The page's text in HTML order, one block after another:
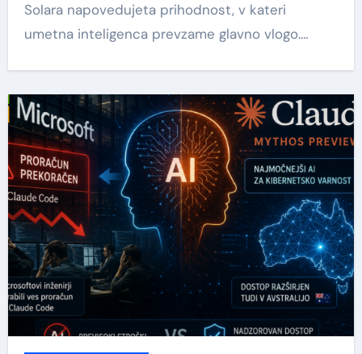
Solara napovedujeta prihodnost, v kateri
umetna inteligenca prevzame glavno vlogo.…